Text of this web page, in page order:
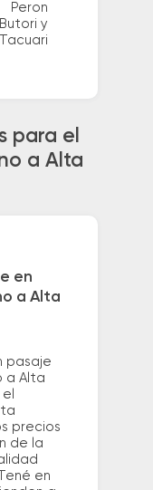
Peron
y
Tacuari
para el
a Alta
en
a Alta
pasaje
a Alta
precios
de la
en